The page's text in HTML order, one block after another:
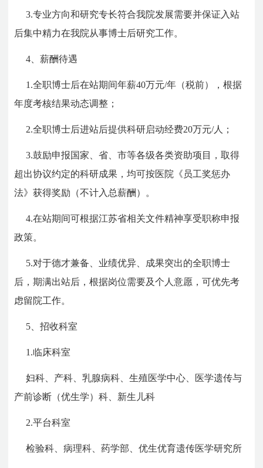
3.专业方向和研究专长符合我院发展需要并保证入站
后集中精力在我院从事博士后研究工作。
4、薪酬待遇
1.全职博士后在站期间年薪40万元/年（税前），根据
年度考核结果动态调整；
2.全职博士后进站后提供科研启动经费20万元/人；
3.鼓励申报国家、省、市等各级各类资助项目，取得
超出协议约定的科研成果，均可按医院《员工奖惩办
法》获得奖励（不计入总薪酬）。
4.在站期间可根据江苏省相关文件精神享受职称申报
政策。
5.对于德才兼备、业绩优异、成果突出的全职博士
后，期满出站后，根据岗位需要及个人意愿，可优先考
虑留院工作。
5、招收科室
1.临床科室
妇科、产科、乳腺病科、生殖医学中心、医学遗传与
产前诊断（优生学）科、新生儿科
2.平台科室
检验科、病理科、药学部、优生优育遗传医学研究所